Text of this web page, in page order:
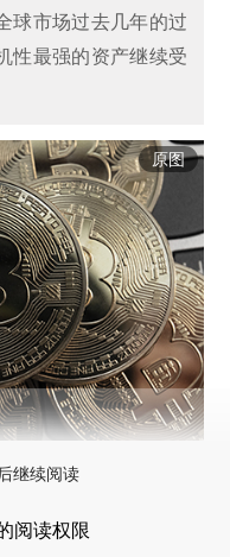
球市场过去几年的过
性最强的资产继续受
原图
继续阅读
阅读权限